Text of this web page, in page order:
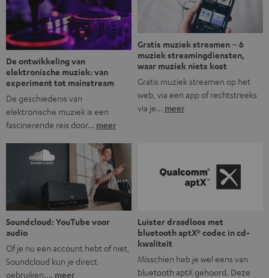
mogelijkheid om via wifi te streamen. […]
De ontwikkeling van
elektronische muziek: van
experiment tot mainstream
De geschiedenis van
elektronische muziek is een
fascinerende reis door… meer
Gratis muziek streamen – 6
muziek streamingdiensten,
waar muziek niets kost
Gratis muziek streamen op het
web, via een app of rechtstreeks
via je… meer
Soundcloud: YouTube voor
audio
Of je nu een account hebt of niet,
Soundcloud kun je direct
gebruiken.… meer
Luister draadloos met
bluetooth aptX® codec in cd-
kwaliteit
Misschien heb je wel eens van
bluetooth aptX gehoord. Deze